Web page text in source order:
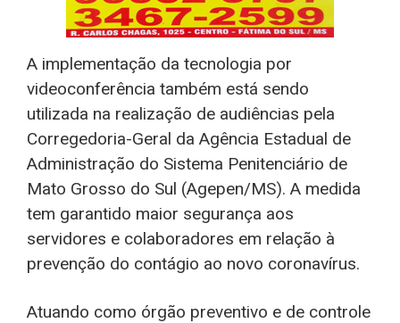
A implementação da tecnologia por
videoconferência também está sendo
utilizada na realização de audiências pela
Corregedoria-Geral da Agência Estadual de
Administração do Sistema Penitenciário de
Mato Grosso do Sul (Agepen/MS). A medida
tem garantido maior segurança aos
servidores e colaboradores em relação à
prevenção do contágio ao novo coronavírus.
Atuando como órgão preventivo e de controle